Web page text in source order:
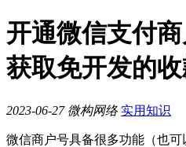
开通微信支付
获取免开发的
2023-06-27 微构网络 实用知识
微信商户号具备很多功能（也